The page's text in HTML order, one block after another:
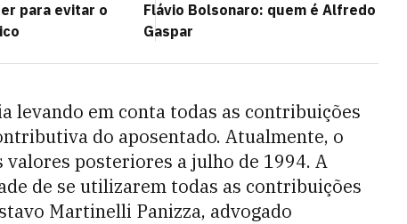
para evitar o
Flávio Bolsonaro: quem é Alfredo
Gaspar
levando em conta todas as contribuições
do aposentado. Atualmente, o
valores posteriores a julho de 1994. A
de se utilizarem todas as contribuições
Martinelli Panizza, advogado